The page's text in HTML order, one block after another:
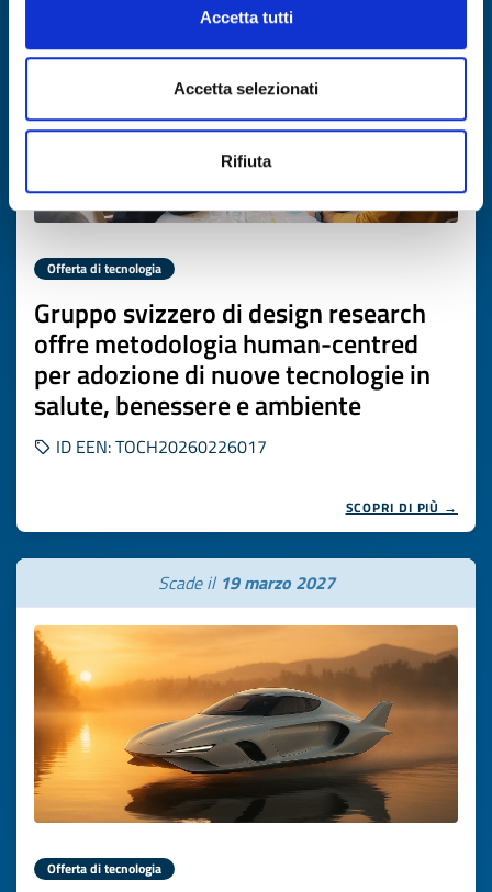
Accetta tutti
Accetta selezionati
Rifiuta
Offerta di tecnologia
Gruppo svizzero di design research
offre metodologia human-centred
per adozione di nuove tecnologie in
salute, benessere e ambiente
ID EEN: TOCH20260226017
SCOPRI DI PIÙ →
Scade il 19 marzo 2027
Offerta di tecnologia